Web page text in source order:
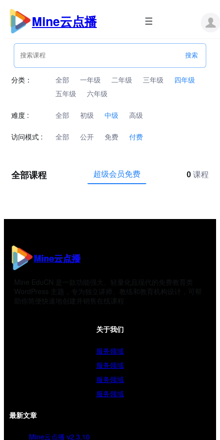
跳
内
Mine云点播
分类： 全部 一年级 二年级 三年级
四年级
五年级
六年级
难度 : 全部 初级 中级 高级
访问模式 : 全部 公开 免费 付费
全部课程 超级会员免费 0 课程
Mine云点播
Mine EduCN 是一款功能强大、轻量化且现代的免费教育类
WordPress 主题，专为独立讲师、教练和教育机构设计，可帮
助你简便快速地创建并销售在线课程
关于我们
服务领域
服务领域
服务领域
服务领域
最新文章
Mine云点播 v2.3.10